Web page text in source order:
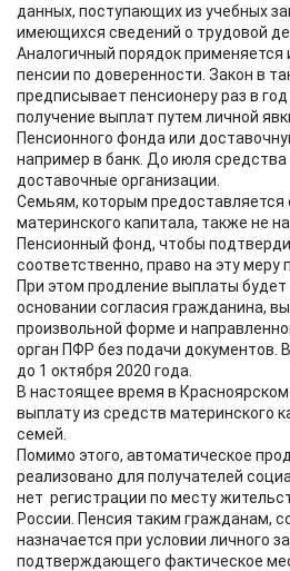
данных, поступающих из учебных
имеющихся сведений о трудовой
Аналогичный порядок применяется
пенсии по доверенности. Закон в
предписывает пенсионеру раз в
получение выплат путем личной
Пенсионного фонда или
например в банк. До июля средства
доставочные организации.
Семьям, которым
материнского капитала, также не
Пенсионный фонд, чтобы
соответственно, право на эту меру
При этом продление выплаты
основании согласия гражданина,
произвольной форме и
орган ПФР без подачи документов.
до 1 октября 2020 года.
В настоящее время в
выплату из средств материнского
семей.
Помимо этого, автоматическое
реализовано для получателей
нет регистрации по месту
России. Пенсия таким гражданам,
назначается при условии личного
подтверждающего фактическое